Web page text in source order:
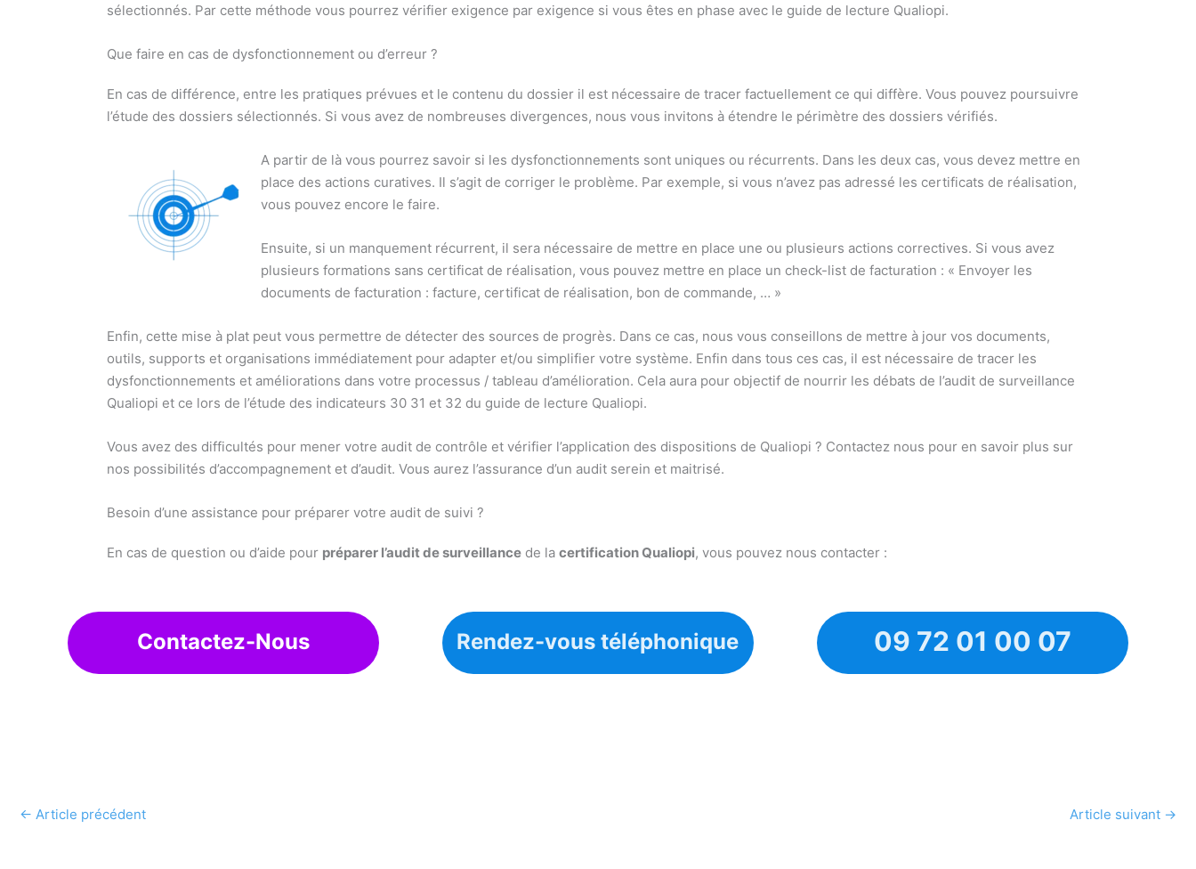
sélectionnés. Par cette méthode vous pourrez vérifier exigence par exigence si vous êtes en phase avec le guide de lecture Qualiopi.
Que faire en cas de dysfonctionnement ou d’erreur ?
En cas de différence, entre les pratiques prévues et le contenu du dossier il est nécessaire de tracer factuellement ce qui diffère. Vous pouvez poursuivre
l’étude des dossiers sélectionnés. Si vous avez de nombreuses divergences, nous vous invitons à étendre le périmètre des dossiers vérifiés.
A partir de là vous pourrez savoir si les dysfonctionnements sont uniques ou récurrents. Dans les deux cas, vous devez mettre en
place des actions curatives. Il s’agit de corriger le problème. Par exemple, si vous n’avez pas adressé les certificats de réalisation,
vous pouvez encore le faire.
Ensuite, si un manquement récurrent, il sera nécessaire de mettre en place une ou plusieurs actions correctives. Si vous avez
plusieurs formations sans certificat de réalisation, vous pouvez mettre en place un check-list de facturation : « Envoyer les
documents de facturation : facture, certificat de réalisation, bon de commande, … »
Enfin, cette mise à plat peut vous permettre de détecter des sources de progrès. Dans ce cas, nous vous conseillons de mettre à jour vos documents,
outils, supports et organisations immédiatement pour adapter et/ou simplifier votre système. Enfin dans tous ces cas, il est nécessaire de tracer les
dysfonctionnements et améliorations dans votre processus / tableau d’amélioration. Cela aura pour objectif de nourrir les débats de l’audit de surveillance
Qualiopi et ce lors de l’étude des indicateurs 30 31 et 32 du guide de lecture Qualiopi.
Vous avez des difficultés pour mener votre audit de contrôle et vérifier l’application des dispositions de Qualiopi ? Contactez nous pour en savoir plus sur
nos possibilités d’accompagnement et d’audit. Vous aurez l’assurance d’un audit serein et maitrisé.
Besoin d’une assistance pour préparer votre audit de suivi ?
En cas de question ou d’aide pour préparer l’audit de surveillance de lacertification Qualiopi, vous pouvez nous contacter :
Contactez-Nous Rendez-vous téléphonique 09 72 01 00 07
← Article précédent Article suivant →